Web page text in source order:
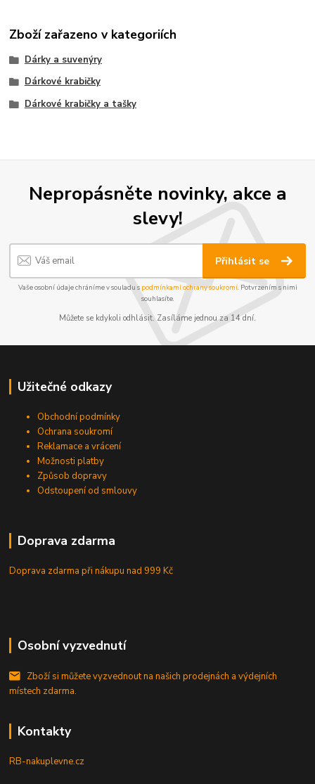
Zboží zařazeno v kategoriích
Dárky a suvenýry
Dárkové krabičky
Dárkové krabičky a tašky
Nepropásněte novinky, akce a
slevy!
Přihlásit se
Vaše osobní údaje chráníme v souladu s podmínkami ochrany soukromí. Potvrzením s nimi
souhlasíte.
Můžete se kdykoli odhlásit. Zasíláme jednou za 14 dní.
Užitečné odkazy
Obchodní podmínky
Ochrana soukromí
Reklamace a vrácení
Možnosti platby
Způsob dopravy
Odstoupení od smlouvy
Doprava zdarma
Doprava zdarma při nákupunad 999 Kč
Osobní vyzvednutí
Zboží si můžete vyzvednout na našich prodejnách a výdejních
místech zdarma.
Kontakty
RB-nakuplevne.cz